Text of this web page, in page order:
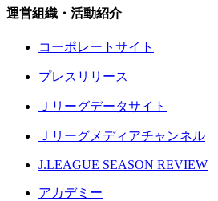
運営組織・活動紹介
コーポレートサイト
プレスリリース
Ｊリーグデータサイト
Ｊリーグメディアチャンネル
J.LEAGUE SEASON REVIEW
アカデミー